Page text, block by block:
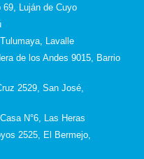
69, Luján de Cuyo
Lavalle
de los Andes 9015, Barrio
2529, San José,
N°6, Las Heras
2525, El Bermejo,